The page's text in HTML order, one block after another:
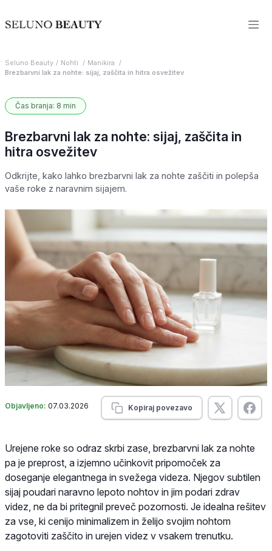
Seluno Beauty Nohti
Manikira
Brezbarvni lak za nohte: sijaj, zaščita in hitra osvežitev
Čas branja: 8 min
Brezbarvni lak za nohte: sijaj, zaščita in
hitra osvežitev
Odkrijte, kako lahko brezbarvni lak za nohte zaščiti in polepša
vaše roke z naravnim sijajem.
Objavljeno: 07.03.2026 Kopiraj povezavo
Urejene roke so odraz skrbi zase, brezbarvni lak za nohte
pa je preprost, a izjemno učinkovit pripomoček za
doseganje elegantnega in svežega videza. Njegov subtilen
sijaj poudari naravno lepoto nohtov in jim podari zdrav
videz, ne da bi pritegnil preveč pozornosti. Je idealna rešitev
za vse, ki cenijo minimalizem in želijo svojim nohtom
zagotoviti zaščito in urejen videz v vsakem trenutku.